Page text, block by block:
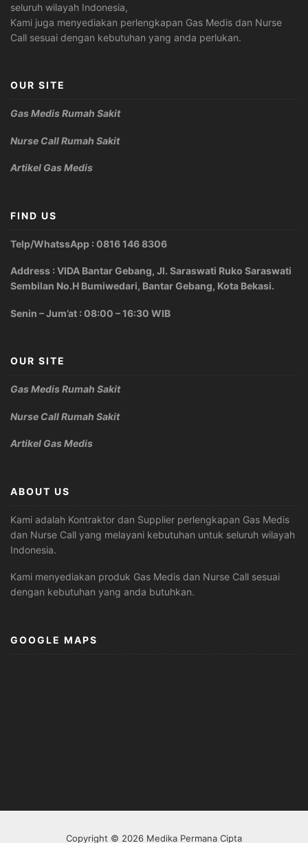
seluruh wilayah Indonesia,
Kami juga menyediakan perlengkapan Gas Medis dan Nurse
Call sesuai dengan kebutuhan yang anda perlukan.
OUR SITE
Gas Medis Rumah Sakit
Nurse Call Rumah Sakit
Artikel Gas Medis
FIND US
Telp/WhatssApp : 0816 146 8306
Address : VIDA Bantar Gebang, Jl. Saraswati Ruko Saraswati
Sembilan No.H Bumiwedari, Bantar Gebang, Kota Bekasi.
Senin – Jum’at : 08:00 – 16:30 WIB
OUR SITE
Gas Medis Rumah Sakit
Nurse Call Rumah Sakit
Artikel Gas Medis
ABOUT US
Kami adalah Kontraktor dan Supplier perlengkapan Gas Medis
dan Nurse Call yang melayani kebutuhan untuk seluruh wilayah
Indonesia.
Kami menyediakan produk Gas Medis dan Nurse Call sesuai
dengan kebutuhan yang anda butuhkan.
GOOGLE MAPS
Copyright © 2026 Medika Permana Cipta